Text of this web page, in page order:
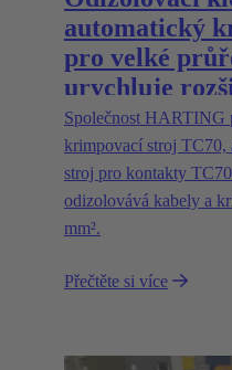
automatický
pro velké
urychluje
Společnost HARTING
krimpovací stroj
stroj pro kontakty
odizolovává kabely a
mm².
Přečtěte si více